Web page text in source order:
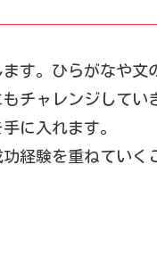
す。ひらがなや文
チャレンジしてい
に入れます。
経験を重ねていく